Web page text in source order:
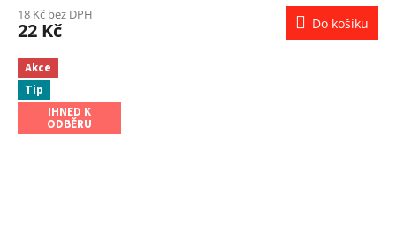
18 Kč bez DPH
22 Kč Do košíku
Akce
Tip
IHNED K
ODBĚRU